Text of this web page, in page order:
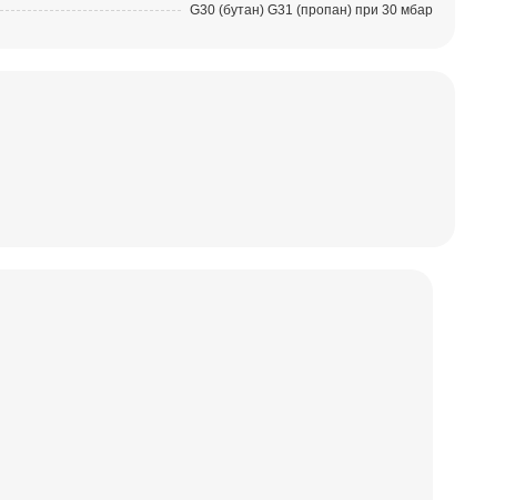
G30 (бутан) G31 (пропан) при 30 мбар